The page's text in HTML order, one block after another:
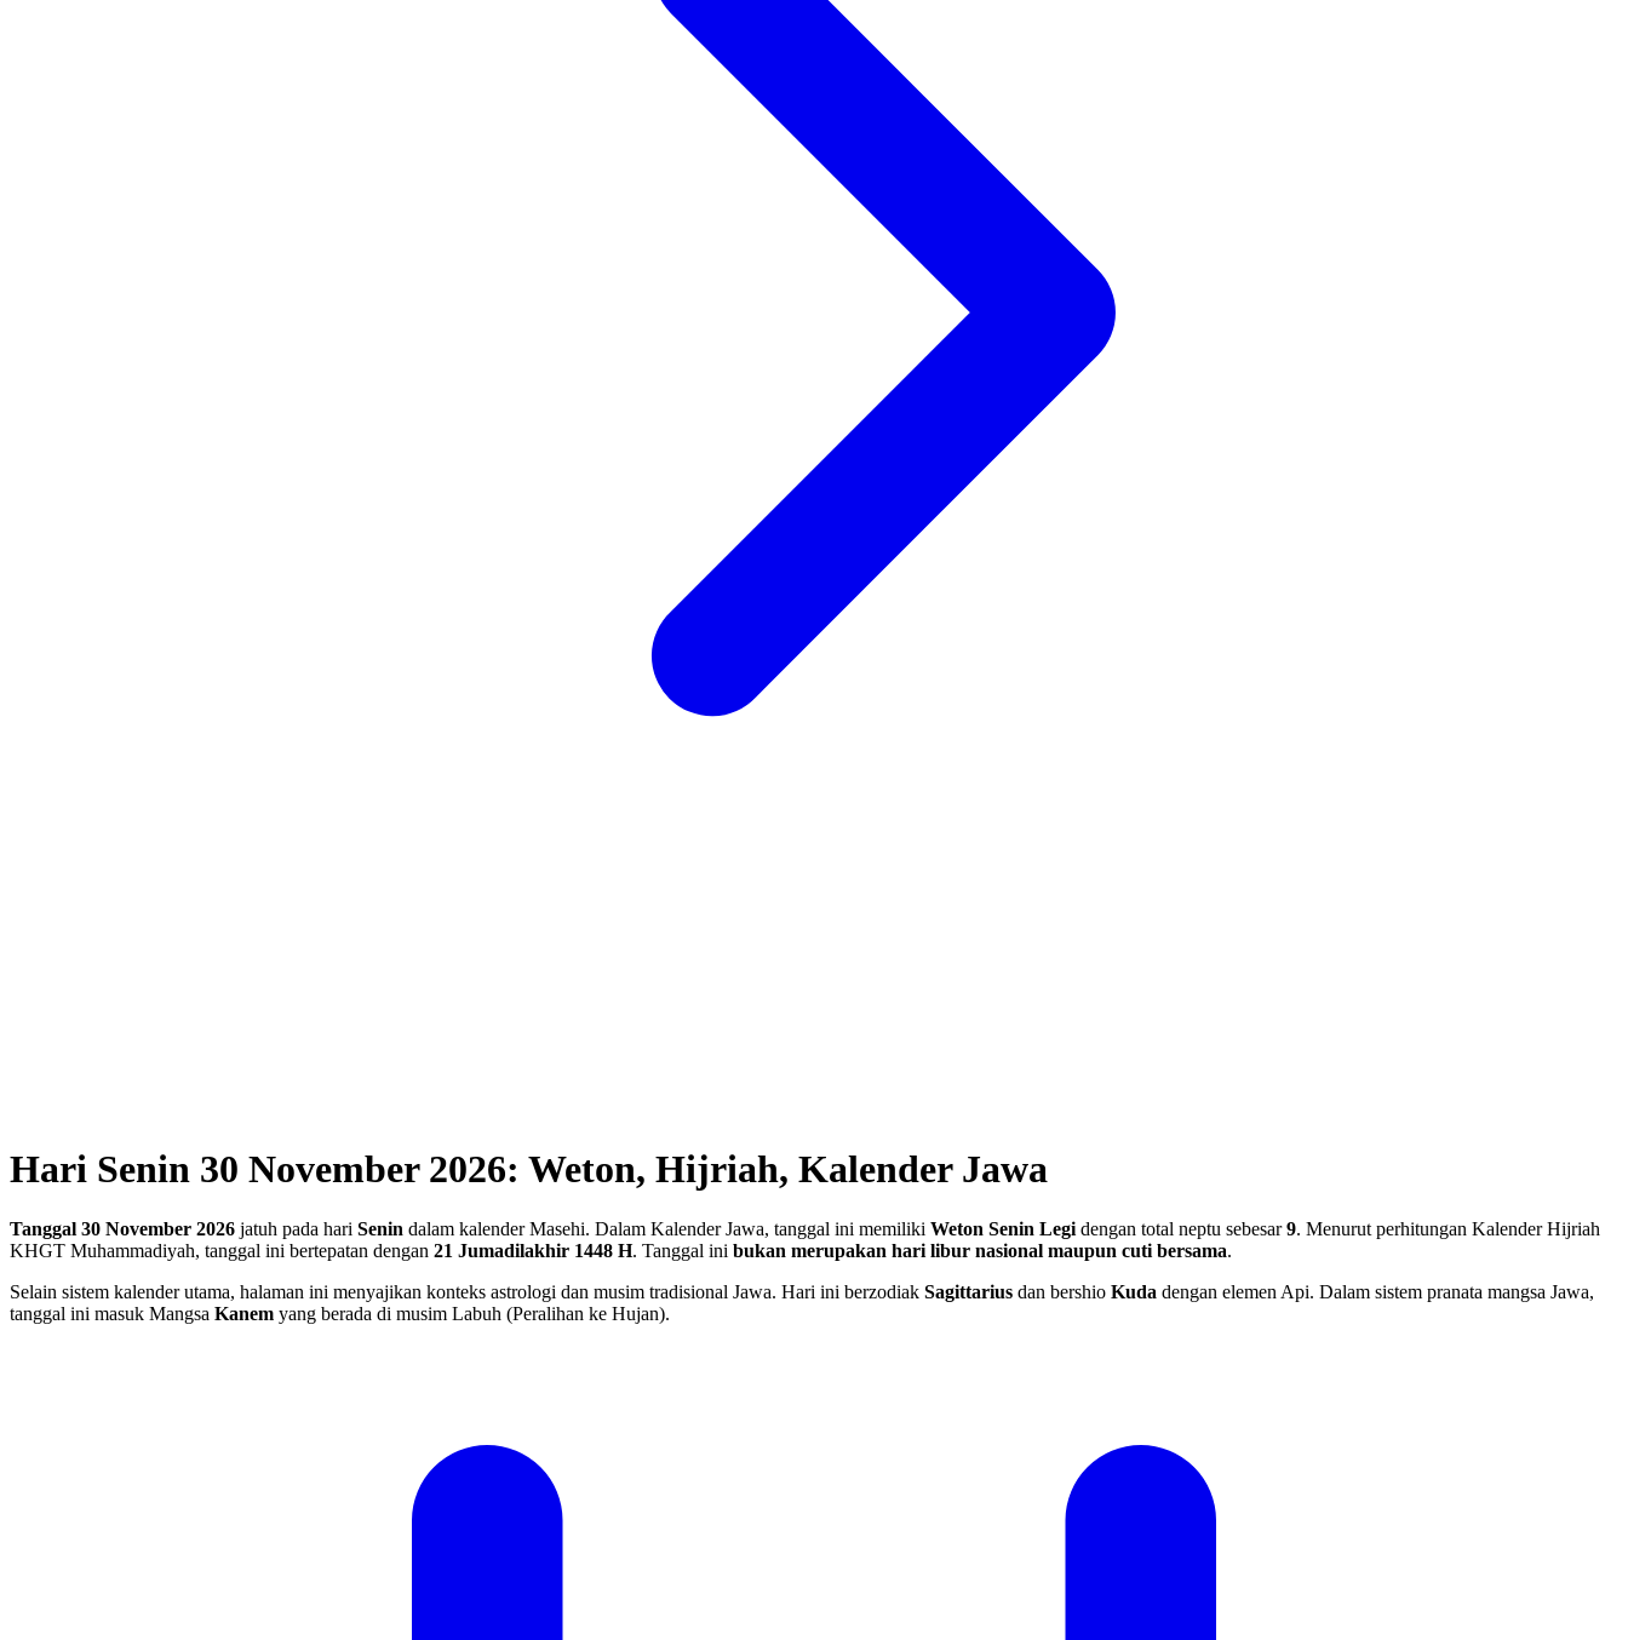
Hari Senin 30 November 2026: Weton, Hijriah, Kalender Jawa
Tanggal 30 November 2026 jatuh pada hari Senin dalam kalender Masehi. Dalam Kalender Jawa, tanggal ini memiliki Weton Senin Legi dengan total neptu sebesar9. Menurut perhitungan Kalender Hijriah
KHGT Muhammadiyah, tanggal ini bertepatan dengan 21 Jumadilakhir 1448 H. Tanggal ini bukan merupakan hari libur nasional maupun cuti bersama.
Selain sistem kalender utama, halaman ini menyajikan konteks astrologi dan musim tradisional Jawa. Hari ini berzodiak Sagittarius dan bershio Kuda dengan elemen Api. Dalam sistem pranata mangsa Jawa,
tanggal ini masuk Mangsa Kanem yang berada di musim Labuh (Peralihan ke Hujan).